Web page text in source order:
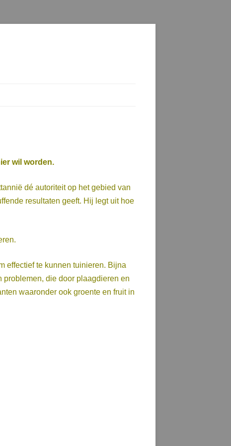
wil worden.
dé autoriteit op het gebied van
resultaten geeft. Hij legt uit hoe
effectief te kunnen tuinieren. Bijna
die door plaagdieren en
waaronder ook groente en fruit in